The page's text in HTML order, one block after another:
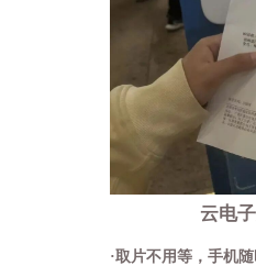
云电
·取片不用等，手机